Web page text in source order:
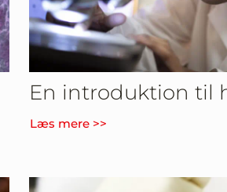
En introduktion til
Læs mere >>